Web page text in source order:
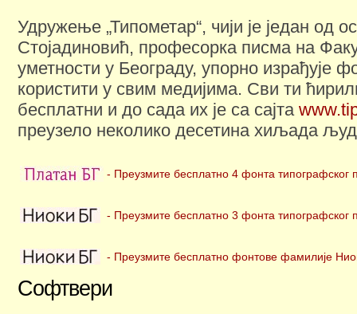
Удружење „Типометар“, чији је један од
Стојадиновић, професорка писма на
уметности у Београду, упорно израђује
користити у свим медијима. Сви ти
бесплатни и до сада их је са сајта
преузело неколико десетина хиљада
- Преузмите бесплатно 4 фонта типографског
- Преузмите бесплатно 3 фонта типографског
- Преузмите бесплатно фонтове фамилије
Софтвери